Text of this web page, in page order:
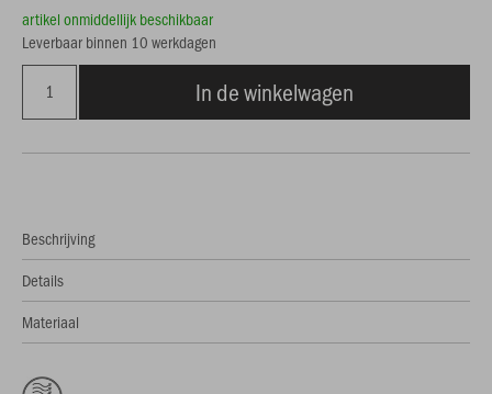
artikel onmiddellijk beschikbaar
Leverbaar binnen 10 werkdagen
In de winkelwagen
Beschrijving
Details
Materiaal